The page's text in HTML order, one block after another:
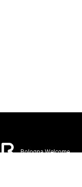
Bologna Welcome